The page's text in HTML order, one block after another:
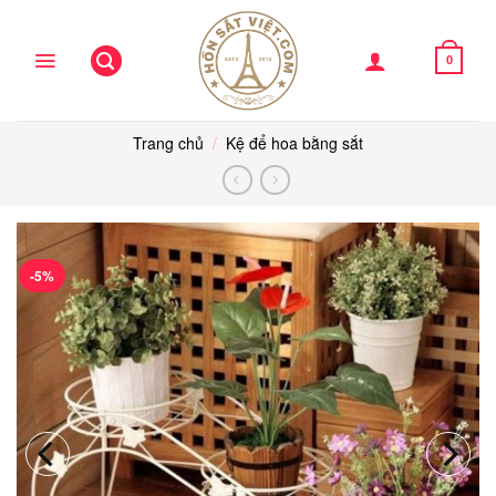
content
0
Trang chủ / Kệ để hoa bằng sắt
-5%